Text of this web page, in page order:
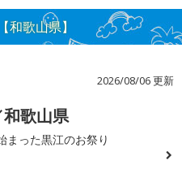
和歌山県】
2026/08/06 更新
歌山県
まった黒江のお祭り